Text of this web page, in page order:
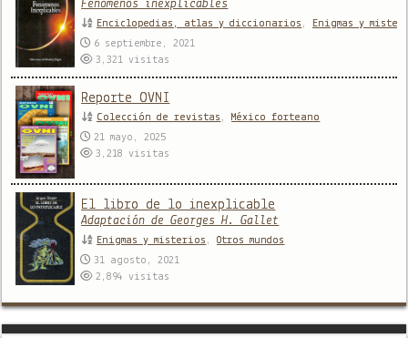
Fenómenos inexplicables
Enciclopedias, atlas y diccionarios ,
Enigmas y
6 septiembre, 2021
3,321visitas
Reporte OVNI
Colección de revistas , México forteano
21 mayo, 2025
3,218visitas
El libro de lo inexplicable
Adaptación de Georges H. Gallet
Enigmas y misterios ,Otros mundos
31 agosto, 2021
2,894visitas